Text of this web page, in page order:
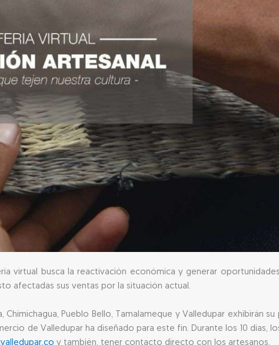
virtual busca la reactivación económica y generar
afectadas sus ventas por la situación actual.
Chimichagua, Pueblo Bello, Tamalameque y Valledupar exhibirán
de Valledupar ha diseñado para este fin. Durante los 10 días,
y también, tener contacto directo con los artesanos.